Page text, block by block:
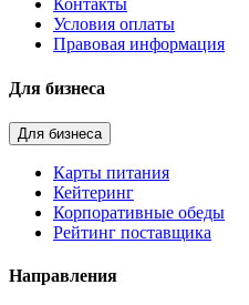
Контакты
Условия оплаты
Правовая информация
Для бизнеса
Для бизнеса
Карты питания
Кейтеринг
Корпоративные обеды
Рейтинг поставщика
Направления